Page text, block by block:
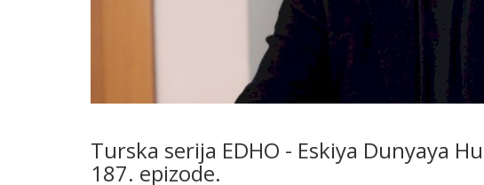
Turska serija EDHO - Eskiya Dunyaya
187. epizode.